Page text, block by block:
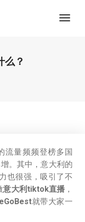
么？
流量频频登榜多国
。其中，意大利的
也很强，吸引了不
意大利tiktok直播 ，
eGoBest就带大家一